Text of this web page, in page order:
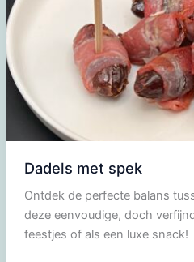
Dadels met spek
Ontdek de perfecte balans
deze eenvoudige, doch
feestjes of als een luxe snack!